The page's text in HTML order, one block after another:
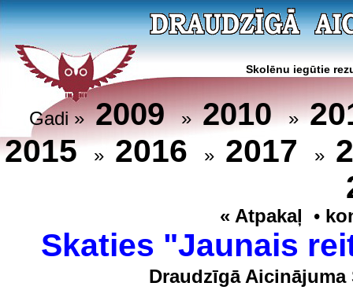
Skolēnu iegūtie
Gadi »2009»2010»
2015 » 2016 » 2017 »
« Atpakaļ •
Skaties "Jaunais
Draudzīgā